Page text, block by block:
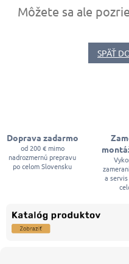
Môžete sa ale
SPÄŤ
Doprava zadarmo
od 200 € mimo
nadrozmernú prepravu
po celom Slovensku
a